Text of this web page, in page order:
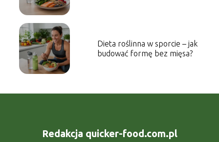
Dieta roślinna w sporcie – jak
budować formę bez mięsa?
Redakcja quicker-food.com.pl